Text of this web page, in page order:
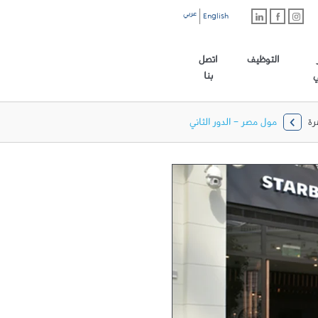
English عربي
التوظيف
اتصل
بنا
مول مصر - الدور الثاني